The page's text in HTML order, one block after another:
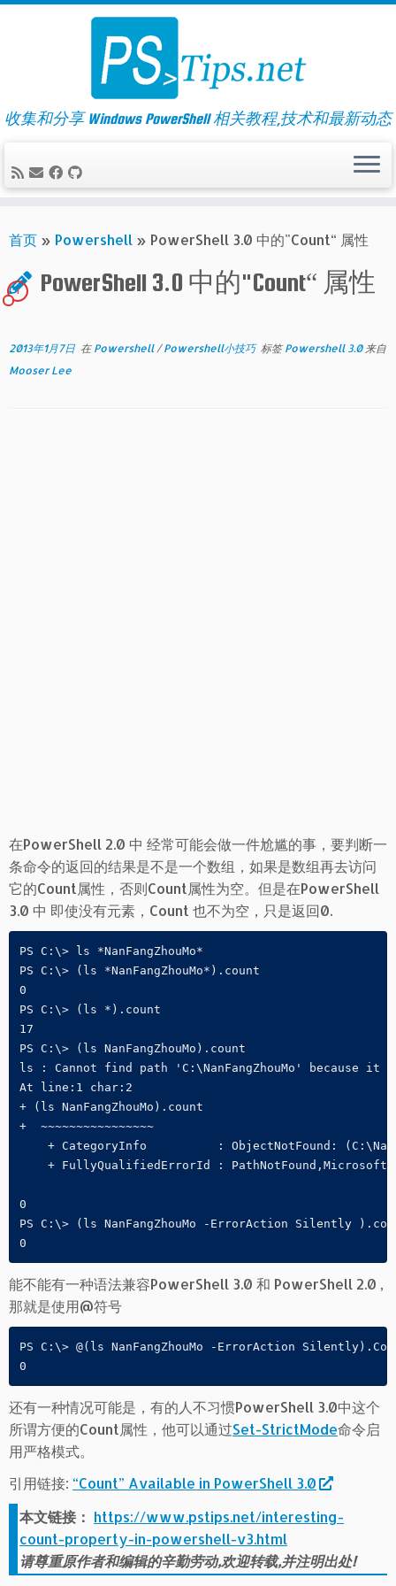
Skip
收集和分享 Windows PowerShell 相关教程,技术和最新动态
首页 » Powershell » PowerShell 3.0 中的"Count“ 属性
PowerShell 3.0 中的"Count“ 属性
1
2013年1月7日 在 Powershell/Powershell小技巧 标签Powershell 3.0 来自
Mooser Lee
在PowerShell 2.0 中 经常可能会做一件尬尴的事，要判断一
条命令的返回的结果是不是一个数组，如果是数组再去访问
它的Count属性，否则Count属性为空。但是在PowerShell
3.0 中 即使没有元素，Count 也不为空，只是返回0.
PS C:\> ls *NanFangZhouMo*
PS C:\> (ls *NanFangZhouMo*).count
0
PS C:\> (ls *).count
17
PS C:\> (ls NanFangZhouMo).count
ls : Cannot find path 'C:\NanFangZhouMo' because it
At line:1 char:2
+ (ls NanFangZhouMo).count
+  ~~~~~~~~~~~~~~~~
+ CategoryInfo          : ObjectNotFound:
+ FullyQualifiedErrorId :
0
PS C:\> (ls NanFangZhouMo -ErrorAction Silently
0
能不能有一种语法兼容PowerShell 3.0 和 PowerShell 2.0 ,
那就是使用@符号
PS C:\> @(ls NanFangZhouMo -ErrorAction
0
还有一种情况可能是，有的人不习惯PowerShell 3.0中这个
所谓方便的Count属性，他可以通过Set-StrictMode命令启
用严格模式。
引用链接: “Count” Available in PowerShell 3.0
本文链接： https://www.pstips.net/interesting-
count-property-in-powershell-v3.html
请尊重原作者和编辑的辛勤劳动,欢迎转载,并注明出处!